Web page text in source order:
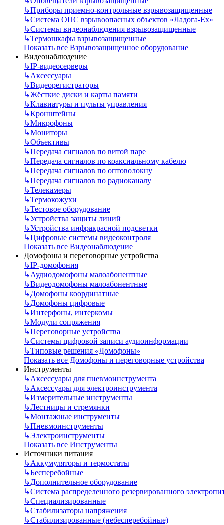
↳Приборы приемно-контрольные взрывозащищенные
↳Система ОПС взрывоопасных объектов «Ладога-Ex»
↳Системы видеонаблюдения взрывозащищенные
↳Термошкафы взрывозащищенные
Показать все Взрывозащищенное оборудование
Видеонаблюдение
↳IP-видеосерверы
↳Аксессуары
↳Видеорегистраторы
↳Жёсткие диски и карты памяти
↳Клавиатуры и пульты управления
↳Кронштейны
↳Микрофоны
↳Мониторы
↳Объективы
↳Передача сигналов по витой паре
↳Передача сигналов по коаксиальному кабелю
↳Передача сигналов по оптоволокну
↳Передача сигналов по радиоканалу
↳Телекамеры
↳Термокожухи
↳Тестовое оборудование
↳Устройства защиты линий
↳Устройства инфракрасной подсветки
↳Цифровые системы видеоконтроля
Показать все Видеонаблюдение
Домофоны и переговорные устройства
↳IP-домофония
↳Аудиодомофоны малоабонентные
↳Видеодомофоны малоабонентные
↳Домофоны координатные
↳Домофоны цифровые
↳Интерфоны, интеркомы
↳Модули сопряжения
↳Переговорные устройства
↳Системы цифровой записи аудиоинформации
↳Типовые решения «Домофоны»
Показать все Домофоны и переговорные устройства
Инструменты
↳Аксессуары для пневмоинструмента
↳Аксессуары для электроинструмента
↳Измерительные инструменты
↳Лестницы и стремянки
↳Монтажные инструменты
↳Пневмоинструменты
↳Электроинструменты
Показать все Инструменты
Источники питания
↳Аккумуляторы и термостаты
↳Бесперебойные
↳Дополнительное оборудование
↳Система распределенного резервированного
↳Специализированные
↳Стабилизаторы напряжения
↳Стабилизированные (небесперебойные)